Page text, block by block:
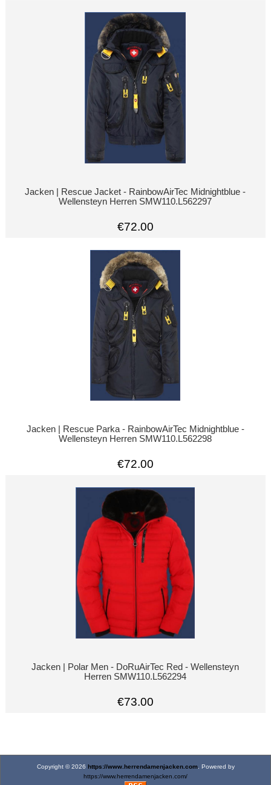
Jacken | Rescue Jacket - RainbowAirTec Midnightblue -
Wellensteyn Herren SMW110.L562297
€72.00
Jacken | Rescue Parka - RainbowAirTec Midnightblue -
Wellensteyn Herren SMW110.L562298
€72.00
Jacken | Polar Men - DoRuAirTec Red - Wellensteyn
Herren SMW110.L562294
€73.00
Copyright © 2026 https://www.herrendamenjacken.com. Powered by
https://www.herrendamenjacken.com/